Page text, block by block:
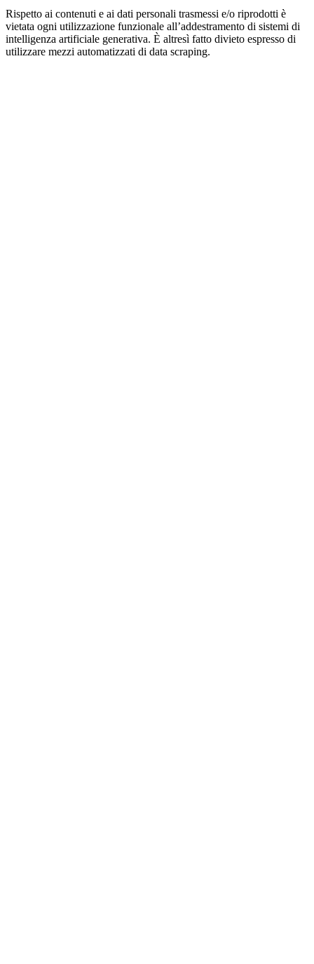
Rispetto ai contenuti e ai dati personali trasmessi e/o riprodotti è
vietata ogni utilizzazione funzionale all’addestramento di sistemi di
intelligenza artificiale generativa. È altresì fatto divieto espresso di
utilizzare mezzi automatizzati di data scraping.